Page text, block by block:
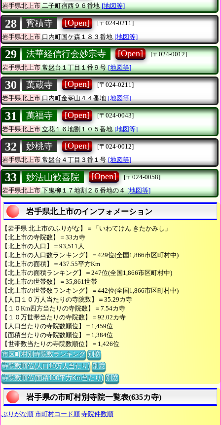
岩手県北上市二子町宿西９６番地 [地図等]
28 寳積寺 [Open]
[〒024-0211]
岩手県北上市 口内町国ケ森１８３番地 [地図等]
29 法華経信行会妙宗寺 [Open]
[〒024-0012]
岩手県北上市常盤台１丁目１番９号 [地図等]
30 萬蔵寺 [Open]
[〒024-0211]
岩手県北上市口内町金峯山４４番地 [地図等]
31 萬福寺 [Open]
[〒024-0043]
岩手県北上市立花１６地割１０５番地 [地図等]
32 妙桃寺 [Open]
[〒024-0012]
岩手県北上市 常盤台４丁目３番１号 [地図等]
33 妙法山歓喜院 [Open]
[〒024-0058]
岩手県北上市下鬼柳１７地割２６番地の４ [地図等]
岩手県北上市のインフォメーション
【岩手県 北上市のふりがな】＝「いわてけん きたかみし」
【北上市の寺院数】＝33カ寺
【北上市の人口】＝93,511人
【北上市の人口数ランキング】＝429位(全国1,866市区町村中)
【北上市の面積】＝437.55平方Km
【北上市の面積ランキング】＝247位(全国1,866市区町村中)
【北上市の世帯数】＝35,861世帯
【北上市の世帯数ランキング】＝442位(全国1,866市区町村中)
【人口１０万人当たりの寺院数】＝35.29カ寺
【１０Km四方当たりの寺院数】＝7.54カ寺
【１０万世帯当たりの寺院数】＝92.02カ寺
【人口当たりの寺院数順位】＝1,459位
【面積当たりの寺院数順位】＝1,384位
【世帯数当たりの寺院数順位】＝1,426位
市区町村別寺院数ランキング 別窓
寺院数順位(人口10万人当たり) 別窓
寺院数順位(面積100平方Km当たり) 別窓
岩手県の市町村別寺院一覧表(635カ寺)
ぶりがな順 市町村コード順 寺院件数順